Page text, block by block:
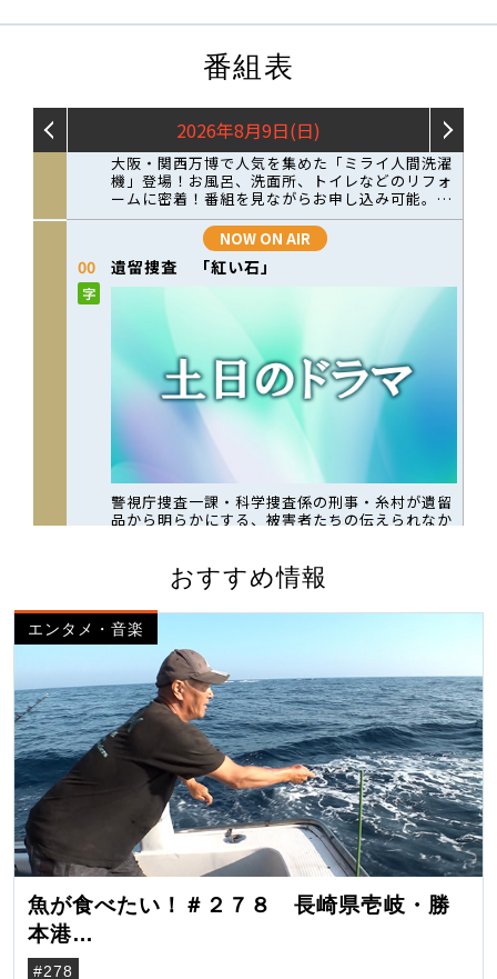
番組表
おすすめ情報
エンタメ・音楽
魚が食べたい！＃２７８ 長崎県壱岐・勝
本港
（クロマグロ）
#278